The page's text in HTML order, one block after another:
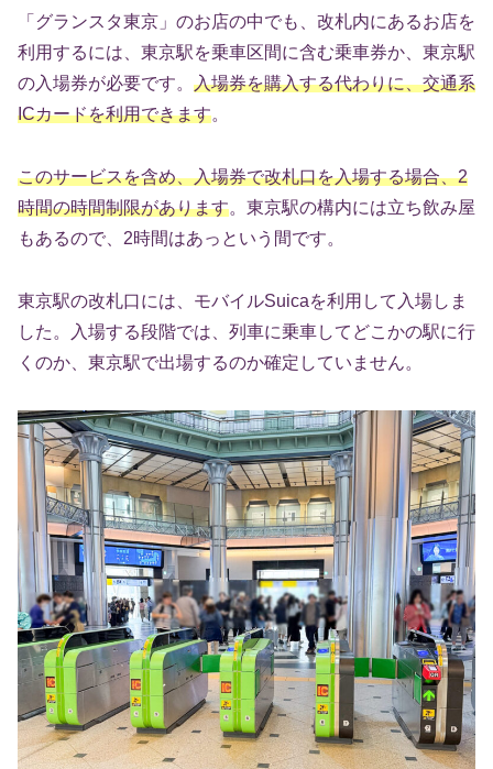
「グランスタ東京」のお店の中でも、改札内にあるお店を
利用するには、東京駅を乗車区間に含む乗車券か、東京駅
の入場券が必要です。 入場券を購入する代わりに、交通系
ICカードを利用できます。
このサービスを含め、入場券で改札口を入場する場合、2
時間の時間制限があります。東京駅の構内には立ち飲み屋
もあるので、2時間はあっという間です。
東京駅の改札口には、モバイルSuicaを利用して入場しま
した。入場する段階では、列車に乗車してどこかの駅に行
くのか、東京駅で出場するのか確定していません。